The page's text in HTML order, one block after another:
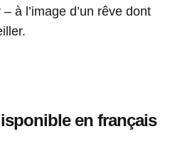
à l’image d’un rêve dont
en français